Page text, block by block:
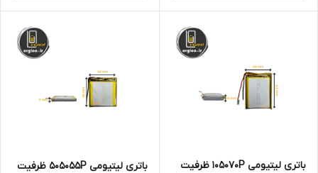
باتری لیتیومی 105070P ظرفیت
باتری لیتیومی 505055P ظرفیت